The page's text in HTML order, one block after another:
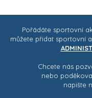
Pořádáte sportovní
můžete přidat sportovní
Chcete nás
nebo
napište